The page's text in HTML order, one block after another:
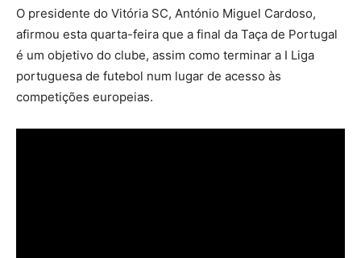
O presidente do Vitória SC, António Miguel Cardoso,
afirmou esta quarta-feira que a final da Taça de Portugal
é um objetivo do clube, assim como terminar a I Liga
portuguesa de futebol num lugar de acesso às
competições europeias.